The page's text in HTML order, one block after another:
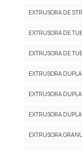
EXTRUSORA DE
EXTRUSORA DE
EXTRUSORA DE
EXTRUSORA
EXTRUSORA
EXTRUSORA
EXTRUSORA